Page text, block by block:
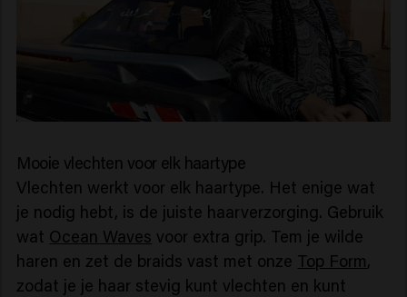
Mooie vlechten voor elk haartype
Vlechten werkt voor elk haartype. Het enige wat
je nodig hebt, is de juiste haarverzorging. Gebruik
wat Ocean Waves voor extra grip. Tem je wilde
haren en zet de braids vast met onze Top Form,
zodat je je haar stevig kunt vlechten en kunt